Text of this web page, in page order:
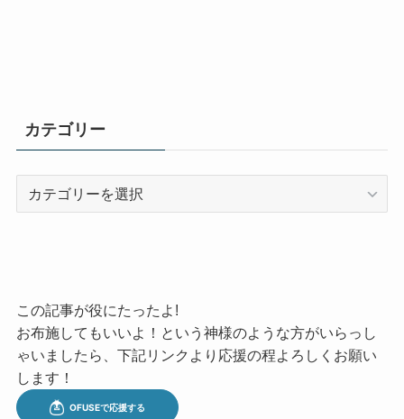
カテゴリー
この記事が役にたったよ!
お布施してもいいよ！という神様のような方がいらっし
ゃいましたら、下記リンクより応援の程よろしくお願い
します！